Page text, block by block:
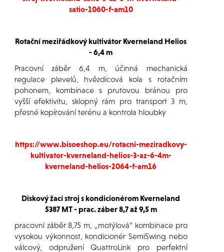
satio-1060-f-am10
Rotační meziřádkový kultivátor Kverneland Helios
- 6,4 m
Pracovní záběr 6,4 m, účinná mechanická
regulace plevelů, hvězdicová kola s rotačním
pohonem, kombinace s prutovou bránou pro
vyšší efektivitu, sklopný rám pro transport 3 m,
přesné kopírování terénu a kontrola hloubky
https://www.bisoeshop.eu/rotacni-meziradkovy-
kultivator-kverneland-helios-3-az-6-4m-
kverneland-helios-2064-f-am16
Diskový žací stroj s kondicionérom Kverneland
5387 MT - prac. záber 8,7 až 9,5 m
pracovní záběr 8,75 m, „motýlová“ kombinace pro
vysokou výkonnost, kondicionér SemiSwing nebo
válcový, odpružení QuattroLink pro perfektní